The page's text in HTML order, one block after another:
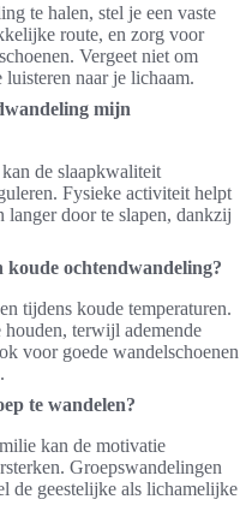
te halen, stel je een vaste
route, en zorg voor
Vergeet niet om
naar je lichaam.
mijn
de slaapkwaliteit
Fysieke activiteit helpt
door te slapen, dankzij
koude ochtendwandeling?
tijdens koude temperaturen.
terwijl ademende
voor goede wandelschoenen
te wandelen?
kan de motivatie
Groepswandelingen
de geestelijke als lichamelijke